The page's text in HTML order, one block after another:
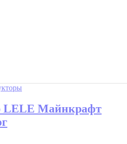
LELE Майнкрафт